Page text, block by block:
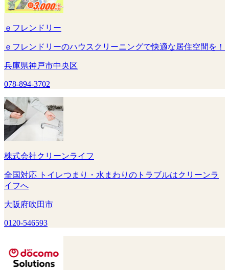
ｅフレンドリー
ｅフレンドリーのハウスクリーニングで快適な居住空間を！
兵庫県神戸市中央区
078-894-3702
株式会社クリーンライフ
全国対応 トイレつまり・水まわりのトラブルはクリーンラ
イフへ
大阪府吹田市
0120-546593